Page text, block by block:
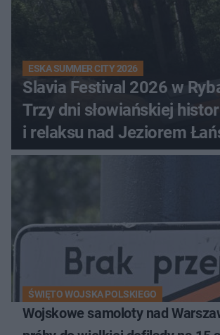
ESKA SUMMER CITY 2026
Slavia Festival 2026 w
Trzy dni słowiańskiej
i relaksu nad Jeziorem
ŚWIĘTO WOJSKA POLSKIEGO
Wojskowe samoloty nad